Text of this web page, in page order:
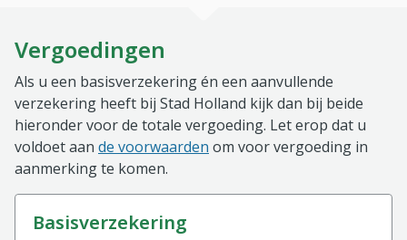
Vergoedingen
Als u een basisverzekering én een aanvullende
verzekering heeft bij Stad Holland kijk dan bij beide
hieronder voor de totale vergoeding. Let erop dat u
voldoet aan de voorwaarden om voor vergoeding in
aanmerking te komen.
basisverzekering